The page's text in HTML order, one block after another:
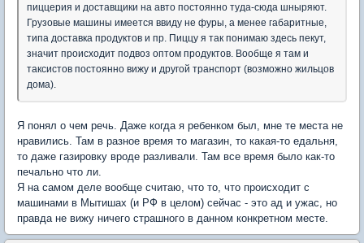
пиццерия и доставщики на авто постоянно туда-сюда шныряют.
Грузовые машины имеется ввиду не фуры, а менее габаритные,
типа доставка продуктов и пр. Пиццу я так понимаю здесь пекут,
значит происходит подвоз оптом продуктов. Вообще я там и
таксистов постоянно вижу и другой транспорт (возможно жильцов
дома).
Я понял о чем речь. Даже когда я ребенком был, мне те места не
нравились. Там в разное время то магазин, то какая-то едальня,
то даже газировку вроде разливали. Там все время было как-то
печально что ли.
Я на самом деле вообще считаю, что то, что происходит с
машинами в Мытишах (и РФ в целом) сейчас - это ад и ужас, но
правда не вижу ничего страшного в данном конкретном месте.